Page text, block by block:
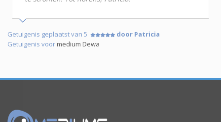
Getuigenis geplaatst van 5
door Patricia
Getuigenis voormedium Dewa